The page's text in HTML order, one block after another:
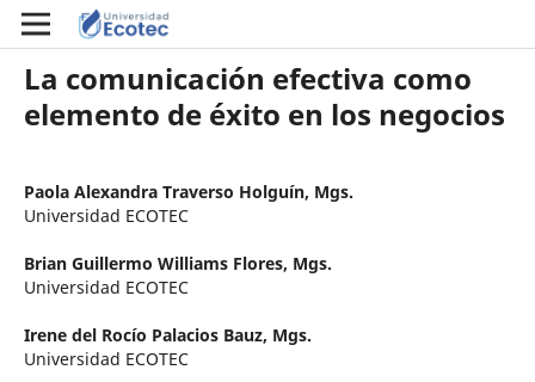
La comunicación efectiva como
elemento de éxito en los negocios
Paola Alexandra Traverso Holguín, Mgs.
Universidad ECOTEC
Brian Guillermo Williams Flores, Mgs.
Universidad ECOTEC
Irene del Rocío Palacios Bauz, Mgs.
Universidad ECOTEC